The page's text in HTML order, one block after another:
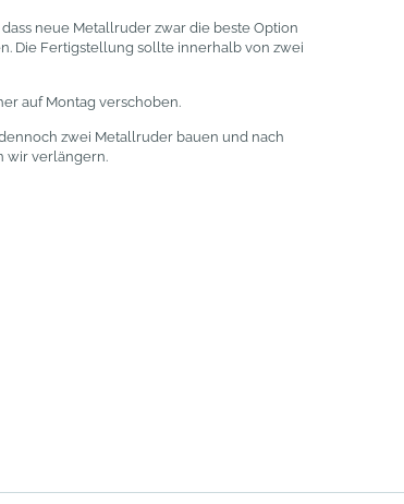
neue Metallruder zwar die beste Option
Die Fertigstellung sollte innerhalb von zwei
auf Montag verschoben.
zwei Metallruder bauen und nach
wir verlängern.